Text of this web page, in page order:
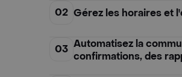
02 Gérez les horaires et
03 Automatisez la
confirmations, des